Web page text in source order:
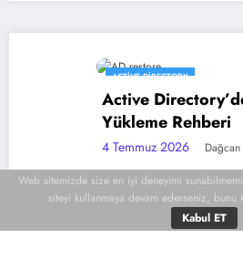
ACTIVE DIRECTORY
Active Directory’de GPO
Yükleme Rehberi
4 Temmuz 2026 Dağcan Nural
Web sitemizde size en iyi deneyimi
siteyi kullanmaya devam ederseniz, bunu
Kabul ET